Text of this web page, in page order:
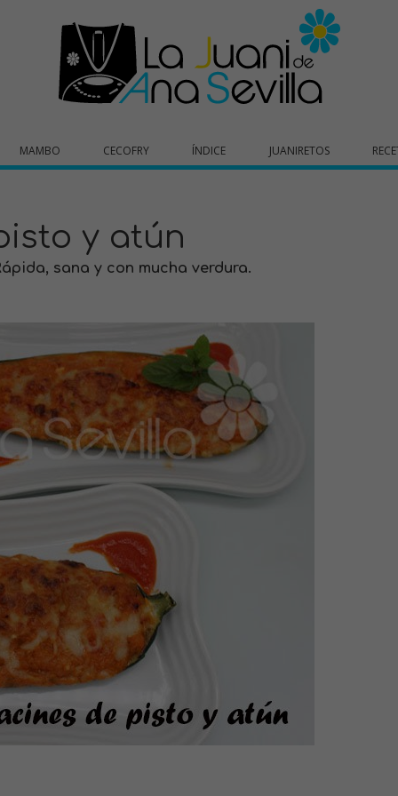
MAMBO CECOFRY ÍNDICE JUANIRETOS
y atún
sana y con mucha verdura.